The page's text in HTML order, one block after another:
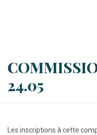
24.05
Les inscriptions à cette